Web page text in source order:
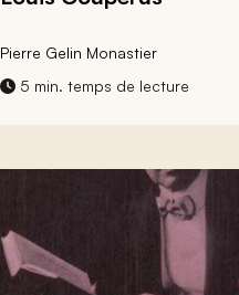
Pierre Gelin Monastier
5 min. temps de lecture